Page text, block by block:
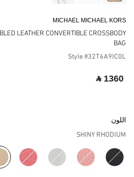
MICHAEL MICHAEL KORS
LEATHER CONVERTIBLE CROSSBODY
BAG
Style #32T6A9IC0L
‎ ⃁ 1360 ‎
اللون
SHINY RHODIUM